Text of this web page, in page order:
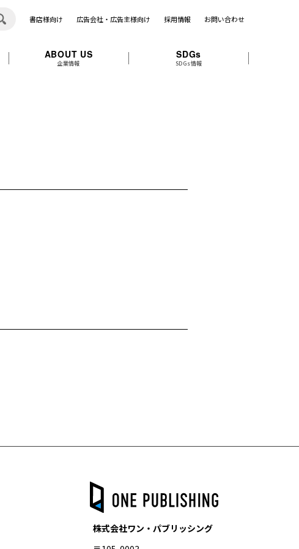
書店様向け 広告会社・広告主様向け 採用情報 お問い合わせ
ABOUT US
企業情報
SDGs
SDGs情報
株式会社ワン・パブリッシング